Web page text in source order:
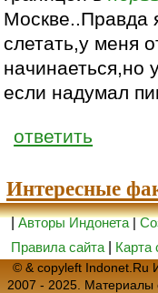
Москве..Правда
слетать,у меня
начинаеться,но
если надумал
ответить
Интересные
|Авторы Индонета|
Правила сайта
Карта
© & copyleft Indonet.Ru
2007 - 2025. Материалы